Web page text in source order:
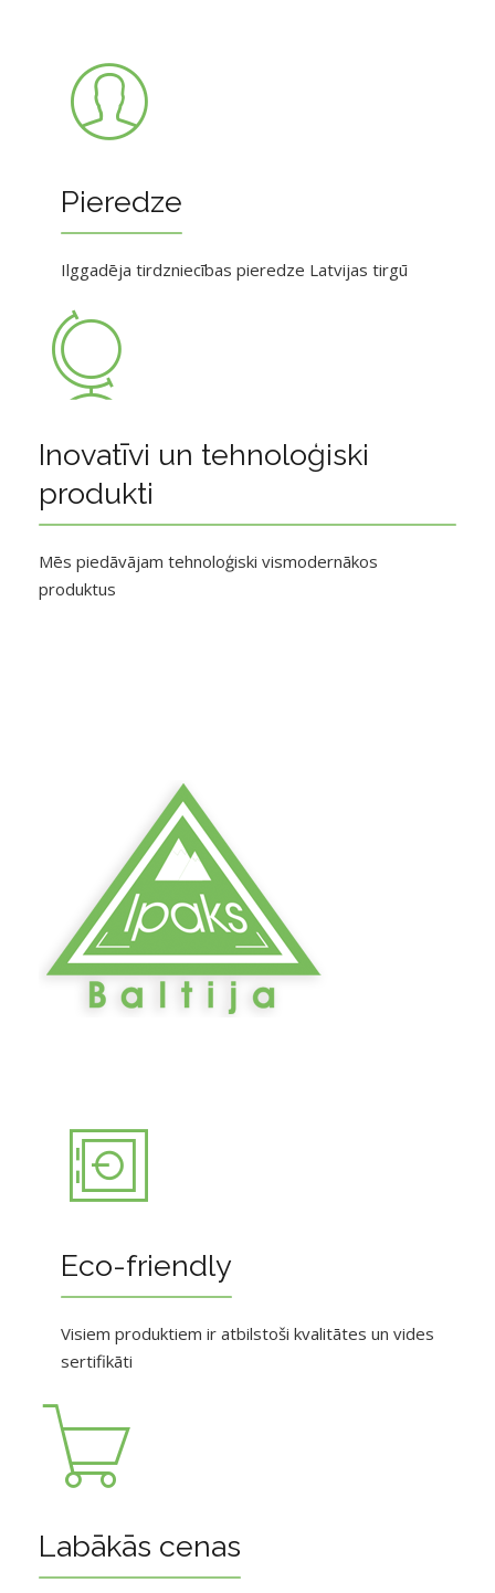
Pieredze
Ilggadēja tirdzniecības pieredze Latvijas tirgū
Inovatīvi un tehnoloģiski
produkti
Mēs piedāvājam tehnoloģiski vismodernākos
produktus
Eco-friendly
Visiem produktiem ir atbilstoši kvalitātes un vides
sertifikāti
Labākās cenas